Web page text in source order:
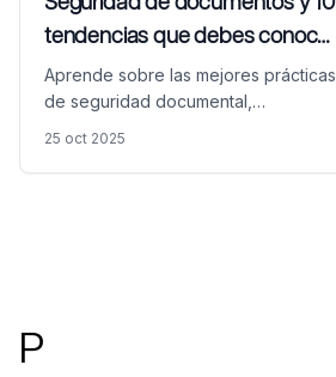
tendencias que debes conocer
en 2026
Aprende sobre las mejores prácticas
de seguridad documental,
sensibles con plataformas seguras
25 oct 2025
P